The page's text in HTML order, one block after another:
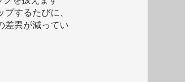
するたびに、
差異が減ってい